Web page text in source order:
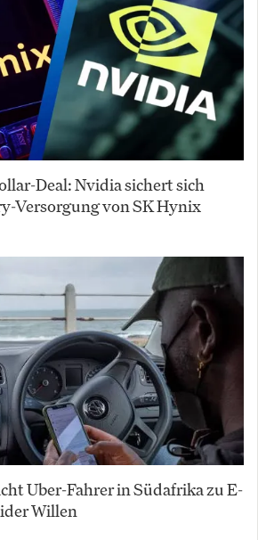
Deal: Nvidia sichert sich
Versorgung von SK Hynix
Uber-Fahrer in Südafrika zu E-
Willen